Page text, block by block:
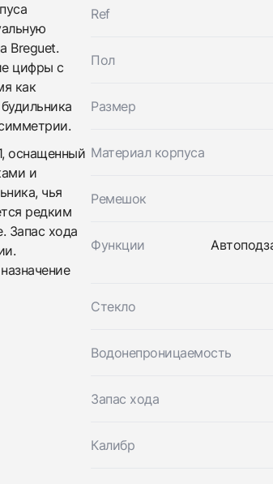
Breguet.
цифры с
как
оснащенный
и
чья
редким
Запас хода
Ref
Пол
Размер
Материал корпуса
Ремешок
Функции
Стекло
Водонепроницаемость
Запас хода
Калибр
эти часы
контактные данные и мы свяжемся с
Breguet
Marine Alarme Musicale
НовыеКоробка + Документы
$33,500
часов
данные и мы свяжемся с
Breguet
Marine Alarme Musicale
НовыеКоробка + Документы
$33,500